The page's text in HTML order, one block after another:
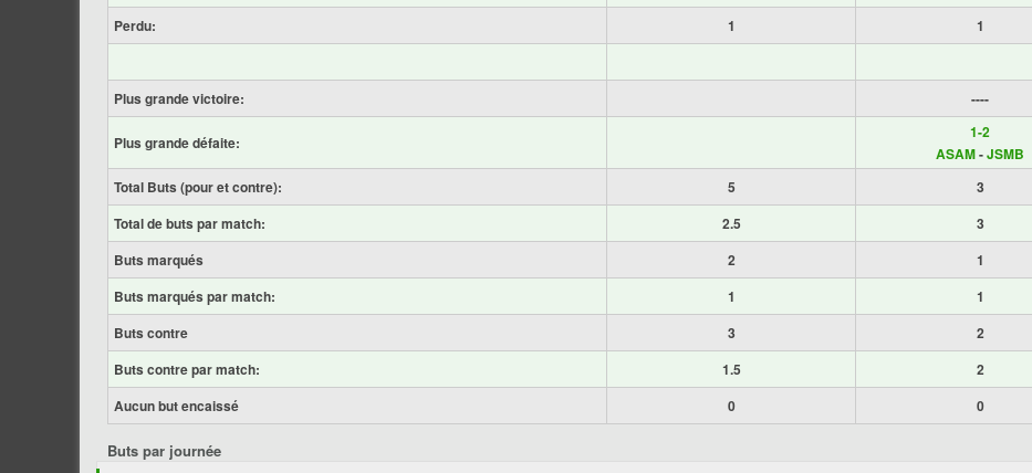
Perdu:
1 1
Plus grande victoire: ----
Plus grande défaite:
1-2
ASAM-JSMB
Total Buts (pour et contre): 5 3
Total de buts par match:
2.5 3
Buts marqués
2 1
Buts marqués par match:
1 1
Buts contre
3 2
Buts contre par match:
1.5 2
Aucun but encaissé
0 0
Buts par journée